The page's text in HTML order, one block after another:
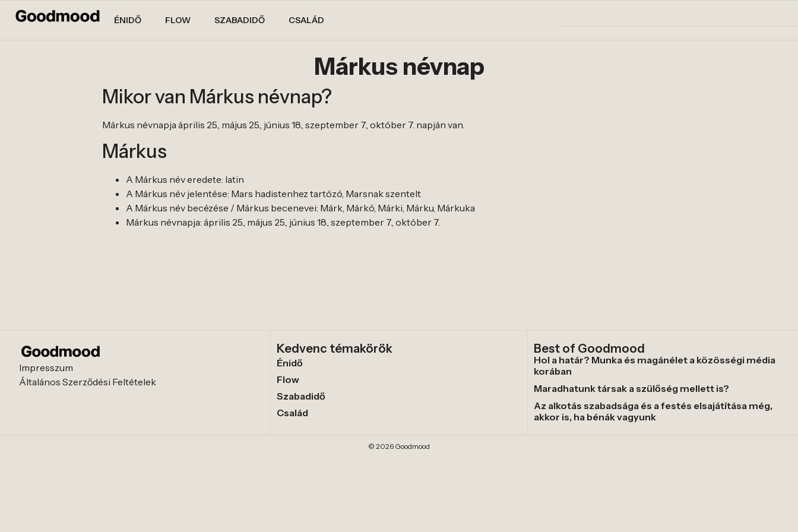
ÉNIDŐ FLOW SZABADIDŐ CSALÁD
Márkus névnap
Mikor van Márkus névnap?
Márkus névnapja április 25., május 25., június 18., szeptember 7., október 7. napján van.
Márkus
A Márkus név eredete: latin
A Márkus név jelentése: Mars hadistenhez tartózó, Marsnak szentelt
A Márkus név becézése / Márkus becenevei: Márk, Márkó, Márki, Márku, Márkuka
Márkus névnapja: április 25., május 25., június 18., szeptember 7., október 7.
Impresszum
Általános Szerződési Feltételek
Kedvenc témakörök
Énidő
Flow
Szabadidő
Család
Best of Goodmood
Hol a határ? Munka és magánélet a közösségi média
korában
Maradhatunk társak a szülőség mellett is?
Az alkotás szabadsága és a festés elsajátítása még,
akkor is, ha bénák vagyunk
© 2026 Goodmood